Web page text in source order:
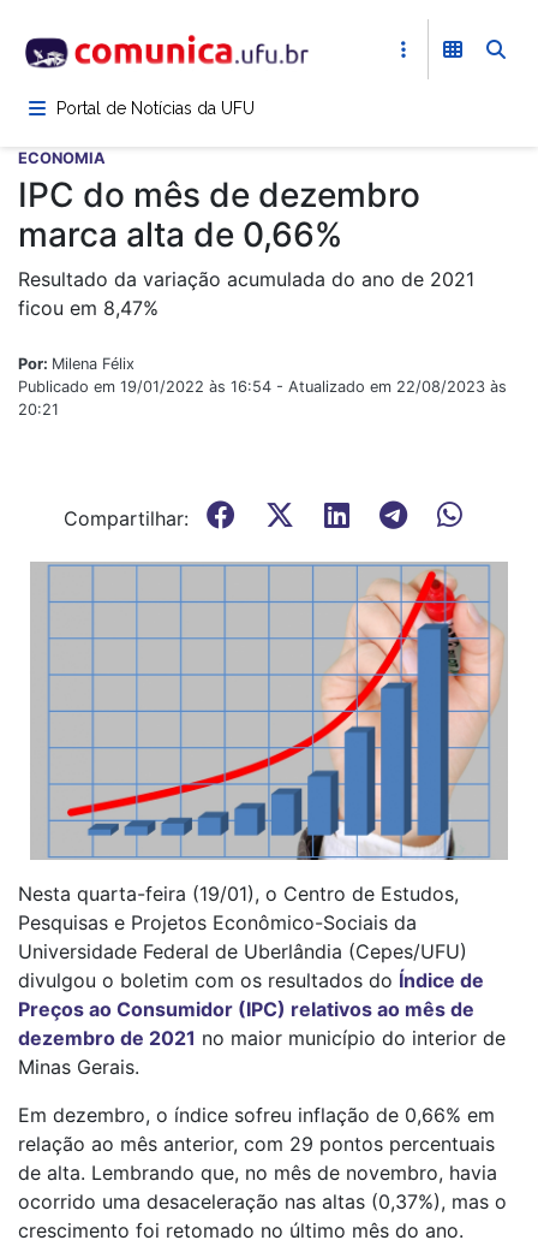
para
conteúdoPortal de Notícias da UFU
ECONOMIA
IPC do mês de dezembro
marca alta de 0,66%
Resultado da variação acumulada do ano de 2021
ficou em 8,47%
Por: Milena Félix
Publicado em 19/01/2022 às 16:54 - Atualizado em 22/08/2023 às
20:21
Compartilhar:
Nesta quarta-feira (19/01), o Centro de Estudos,
Pesquisas e Projetos Econômico-Sociais da
Universidade Federal de Uberlândia (Cepes/UFU)
divulgou o boletim com os resultados do Índice de
Preços ao Consumidor (IPC) relativos ao mês de
dezembro de 2021 no maior município do interior de
Minas Gerais.
Em dezembro, o índice sofreu inflação de 0,66% em
relação ao mês anterior, com 29 pontos percentuais
de alta. Lembrando que, no mês de novembro, havia
ocorrido uma desaceleração nas altas (0,37%), mas o
crescimento foi retomado no último mês do ano.